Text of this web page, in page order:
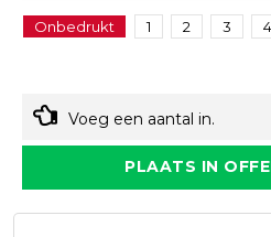
Onbedrukt 1 2 3 4
Voeg een aantal in.
PLAATS IN